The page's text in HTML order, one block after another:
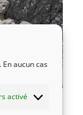
aucun cas
activé